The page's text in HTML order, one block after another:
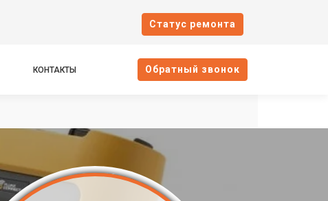
Cтатус ремонта
КОНТАКТЫ Oбратный звонок